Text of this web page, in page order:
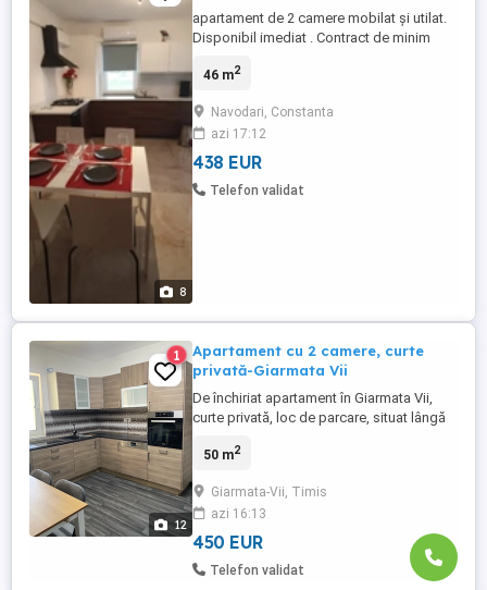
8
apartament de 2 camere mobilat și utilat.
Disponibil imediat . Contract de minim
46 m2
Navodari, Constanta
azi 17:12
438 EUR
Telefon validat
12
1
Apartament cu 2 camere, curte
privată-Giarmata Vii
De închiriat apartament în Giarmata Vii,
curte privată, loc de parcare, situat lângă
centrală proprie, mașină de spălat rufe,
euro
50 m2
Giarmata-Vii, Timis
azi 16:13
450 EUR
Telefon validat